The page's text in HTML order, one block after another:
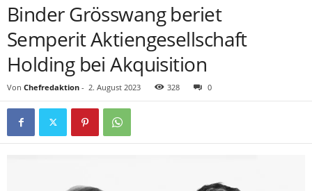
Binder Grösswang beriet
Semperit Aktiengesellschaft
Holding bei Akquisition
Von Chefredaktion - 2. August 2023 328 0